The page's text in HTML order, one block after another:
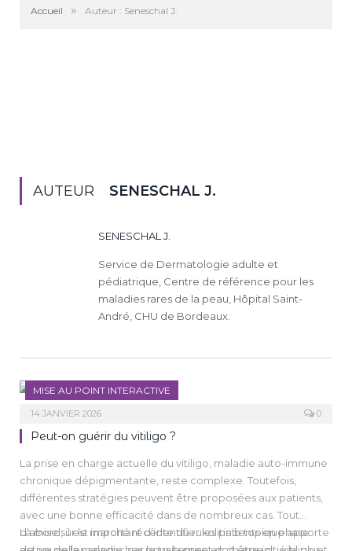
Accueil » Auteur : Seneschal J.
AUTEUR SENESCHAL J.
SENESCHAL J.
Service de Dermatologie adulte et
pédiatrique, Centre de référence pour les
maladies rares de la peau, Hôpital Saint-
André, CHU de Bordeaux.
MISE AU POINT INTERACTIVE
14 JANVIER 2026 0
Peut-on guérir du vitiligo ?
La prise en charge actuelle du vitiligo, maladie auto-immune
chronique dépigmentante, reste complexe. Toutefois,
différentes stratégies peuvent être proposées aux patients,
avec une bonne efficacité dans de nombreux cas. Tout
d’abord, il est important d’identifier les patients en phase
La mise sur le marché récente du ruxolitinib topique apporte